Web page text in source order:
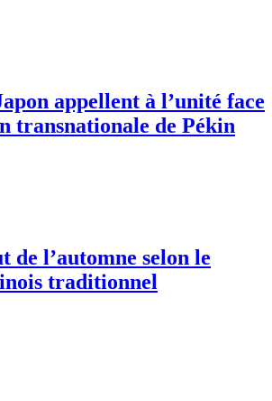
appellent à l’unité face
transnationale de Pékin
de l’automne selon le
traditionnel